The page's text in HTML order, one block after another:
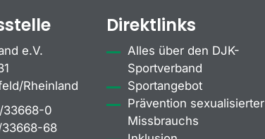
e.V.
Rheinland
33668-0
33668-68
Direktlinks
Alles über den DJK-
Sportverband
Sportangebot
Prävention sexualisierter
Missbrauchs